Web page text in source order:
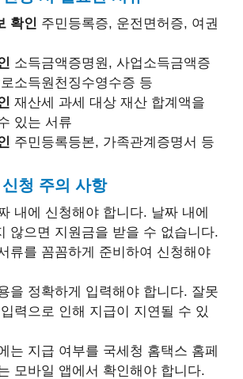
확인 주민등록증, 운전면허증, 여권
소득금액증명원, 사업소득금액증
소득원천징수영수증 등
재산세 과세 대상 재산 합계액을
있는 서류
주민등록등본, 가족관계증명서 등
청 주의 사항
내에 신청해야 합니다. 날짜 내에
않으면 지원금을 받을 수 없습니다.
류를 꼼꼼하게 준비하여 신청해야
을 정확하게 입력해야 합니다. 잘못
력으로 인해 지급이 지연될 수 있
는 지급 여부를 국세청 홈택스 홈페
모바일 앱에서 확인해야 합니다.